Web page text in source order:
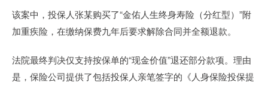
该案中，投保人张某购买了“金佑人生终身寿险（分红型）”附
加重疾险，在缴纳保费九年后要求解除合同并全额退款。
法院最终判决仅支持按保单的“现金价值”退还部分款项。理由
是，保险公司提供了包括投保人亲笔签字的《人身保险投保提